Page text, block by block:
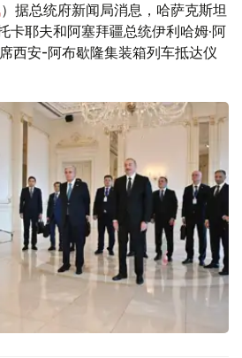
）据总统府新闻局消息，哈萨克斯坦
卡耶夫和阿塞拜疆总统伊利哈姆·阿
西安-阿布歇隆集装箱列车抵达仪